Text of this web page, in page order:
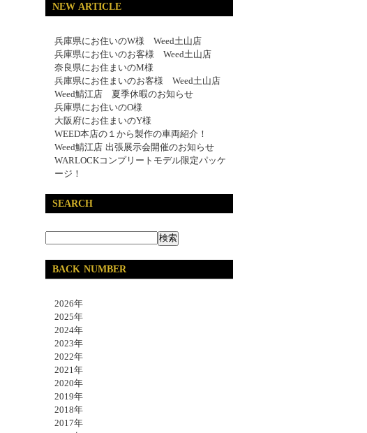
NEW ARTICLE
兵庫県にお住いのW様 Weed土山店
兵庫県にお住いのお客様 Weed土山店
奈良県にお住まいのM様
兵庫県にお住まいのお客様 Weed土山店
Weed鯖江店 夏季休暇のお知らせ
兵庫県にお住いのO様
大阪府にお住まいのY様
WEED本店の１から製作の車両紹介！
Weed鯖江店 出張展示会開催のお知らせ
WARLOCKコンプリートモデル限定パッケ
ージ！
SEARCH
BACK NUMBER
2026年
2025年
2024年
2023年
2022年
2021年
2020年
2019年
2018年
2017年